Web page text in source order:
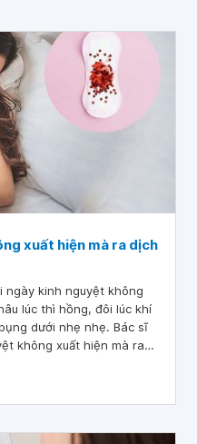
xuất hiện mà ra dịch
ngày kinh nguyệt không
lúc thì hồng, đôi lúc khí
dưới nhẹ nhẹ. Bác sĩ
không xuất hiện mà ra